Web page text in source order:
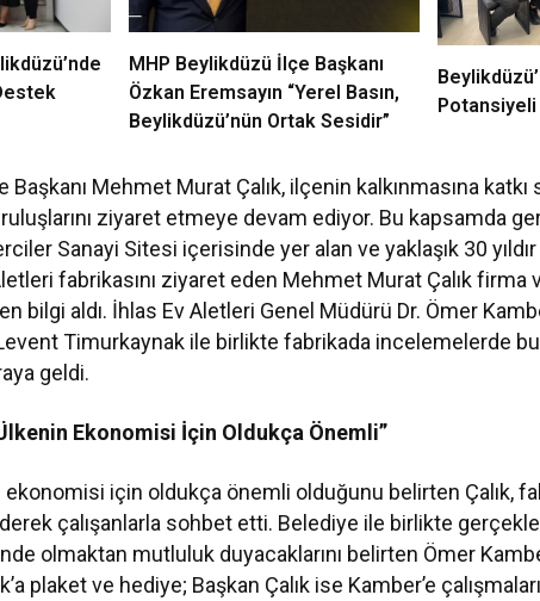
MHP Beylikdüzü İlçe Başkanı
Özkan Eremsayın “Yerel Basın,
Beylikdüzü’nün Ortak Sesidir”
Mehmet Murat Çalık, ilçenin kalkınmasına
ziyaret etmeye devam ediyor. Bu kapsamda
Sanayi Sitesi içerisinde yer alan ve yaklaşık 30
fabrikasını ziyaret eden Mehmet Murat Çalık firma
bilgi aldı. İhlas Ev Aletleri Genel Müdürü Dr. Ömer
Timurkaynak ile birlikte fabrikada incelemelerde
geldi.
Ekonomisi İçin Oldukça Önemli”
için oldukça önemli olduğunu belirten Çalık,
çalışanlarla sohbet etti. Belediye ile birlikte
olmaktan mutluluk duyacaklarını belirten Ömer
plaket ve hediye; Başkan Çalık ise Kamber’e